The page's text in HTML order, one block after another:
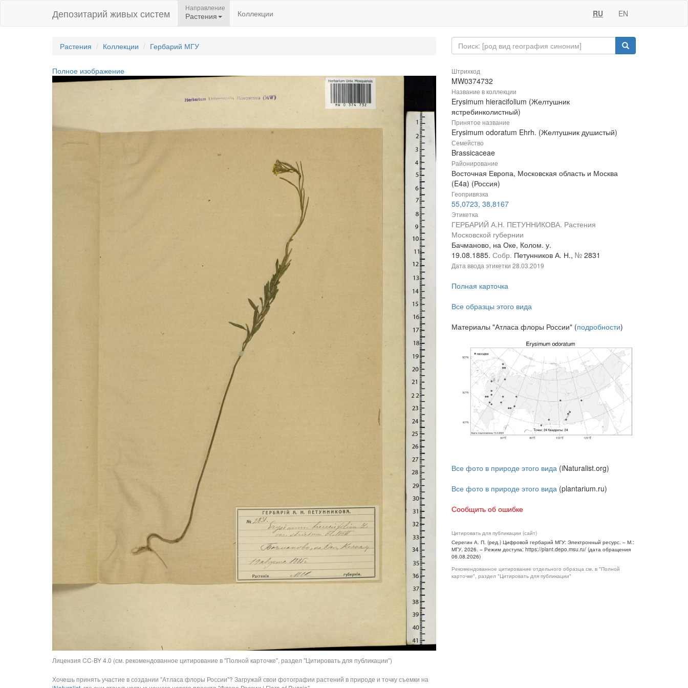
Депозитарий живых систем Направление
Растения Коллекции RU EN
Растения Коллекции Гербарий МГУ
Полное изображение
Лицензия CC-BY 4.0 (см. рекомендованное цитирование в "Полной карточке", раздел "Цитировать для публикации")
Хочешь принять участие в создании "Атласа флоры России"? Загружай свои фотографии растений в природе и точку съемки на
Штрихкод
MW0374732
Название в коллекции
Erysimum hieracifolium (Желтушник
ястребинколистный)
Принятое название
Erysimum odoratum Ehrh. (Желтушник душистый)
Семейство
Brassicaceae
Районирование
Восточная Европа, Московская область и Москва
(E4a) (Россия)
Геопривязка
55,0723, 38,8167
Этикетка
ГЕРБАРИЙ А.Н. ПЕТУННИКОВА. Растения
Московской губернии
Бачманово, на Оке, Колом. у.
19.08.1885. Собр. Петунников А. Н., № 2831
Дата ввода этикетки 28.03.2019
Полная карточка
Все образцы этого вида
Материалы "Атласа флоры России" (подробности)
Все фото в природе этого вида (iNaturalist.org)
Все фото в природе этого вида (plantarium.ru)
Сообщить об ошибке
Цитировать для публикации (сайт)
Серегин А. П. (ред.) Цифровой гербарий МГУ: Электронный ресурс. – М.:
МГУ, 2026. – Режим доступа: https://plant.depo.msu.ru/ (дата обращения
06.08.2026)
Рекомендованное цитирование отдельного образца см. в "Полной
карточке", раздел "Цитировать для публикации"